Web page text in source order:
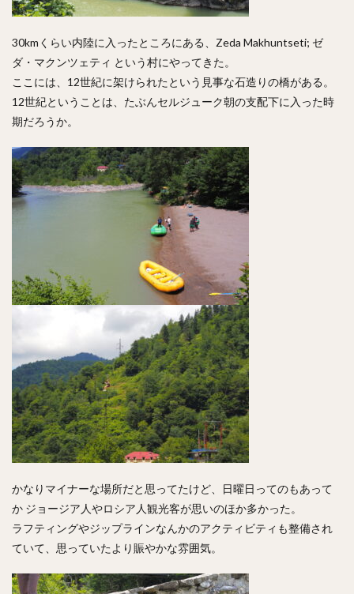
30kmくらい内陸に入ったところにある、Zeda Makhuntseti; ゼ
ダ・マクンツェティ という村にやってきた。
ここには、12世紀に架けられたという見事な石造りの橋がある。
12世紀ということは、たぶんセルジューク朝の支配下に入った時
期だろうか。
かなりマイナーな場所だと思ってたけど、日曜日ってのもあって
か ジョージア人やロシア人観光客が思いのほか多かった。
ラフティングやジップラインなんかのアクティビティも整備され
ていて、思っていたより賑やかな雰囲気。